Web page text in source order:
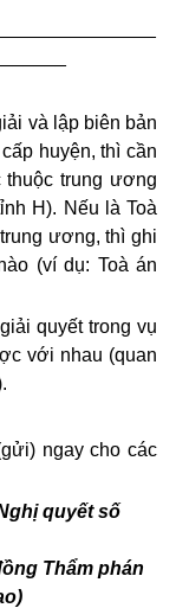
và lập biên bản
huyện, thì cần
thuộc trung ương
H). Nếu là Toà
ương, thì ghi
(ví dụ: Toà án
quyết trong vụ
với nhau (quan
ngay cho các
quyết số
Thẩm phán